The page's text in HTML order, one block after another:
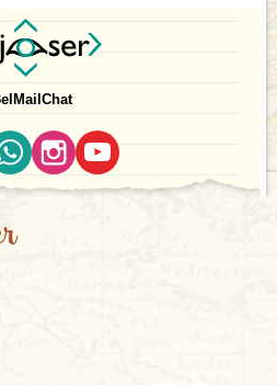
Mail Chat